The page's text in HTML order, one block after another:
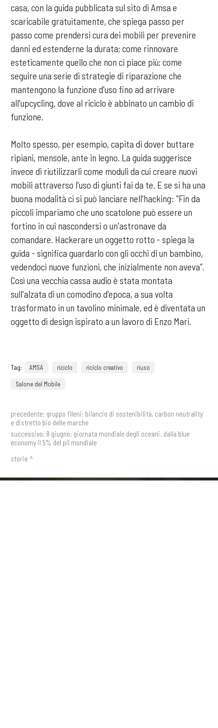
casa, con la guida pubblicata sul sito di Amsa e
scaricabile gratuitamente, che spiega passo per
passo come prendersi cura dei mobili per prevenire
danni ed estenderne la durata; come rinnovare
esteticamente quello che non ci piace più; come
seguire una serie di strategie di riparazione che
mantengono la funzione d'uso fino ad arrivare
all'upcycling, dove al riciclo è abbinato un cambio di
funzione.
Molto spesso, per esempio, capita di dover buttare
ripiani, mensole, ante in legno. La guida suggerisce
invece di riutilizzarli come moduli da cui creare nuovi
mobili attraverso l'uso di giunti fai da te. E se si ha una
buona modalità ci si può lanciare nell'hacking: “Fin da
piccoli impariamo che uno scatolone può essere un
fortino in cui nascondersi o un'astronave da
comandare. Hackerare un oggetto rotto - spiega la
guida - significa guardarlo con gli occhi di un bambino,
vedendoci nuove funzioni, che inizialmente non aveva”.
Così una vecchia cassa audio è stata montata
sull'alzata di un comodino d'epoca, a sua volta
trasformato in un tavolino minimale, ed è diventata un
oggetto di design ispirato a un lavoro di Enzo Mari.
Tag: AMSA riciclo riciclo creativo riuso
Salone del Mobile
precedente: gruppo fileni: bilancio di sostenibilità, carbon neutrality
e distretto bio delle marche
successivo: 8 giugno: giornata mondiale degli oceani. dalla blue
economy il 5% del pil mondiale
storie